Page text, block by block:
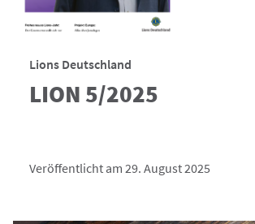
Lions Deutschland
LION 5/2025
Veröffentlicht am 29. August 2025